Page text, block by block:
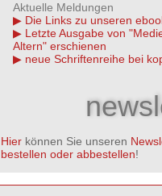
Aktuelle Meldungen
Die Links zu unseren
Letzte Ausgabe von
Altern" erschienen
neue Schriftenreihe bei
Hier können Sie unseren
bestellen oder abbestellen!